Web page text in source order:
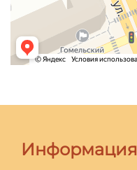
Информация